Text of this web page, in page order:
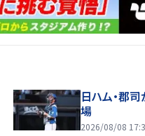
日ハム・郡
場
2026/08/08